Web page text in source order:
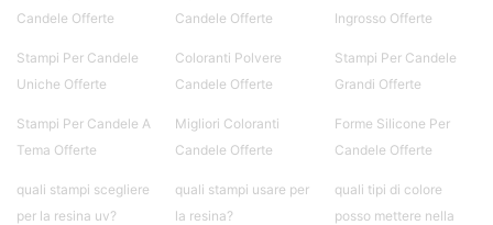
Candele Offerte
Candele Offerte
Ingrosso Offerte
Stampi Per Candele
Uniche Offerte
Coloranti Polvere
Candele Offerte
Stampi Per Candele
Grandi Offerte
Stampi Per Candele A
Tema Offerte
Migliori Coloranti
Candele Offerte
Forme Silicone Per
Candele Offerte
quali stampi scegliere
per la resina uv?
quali stampi usare per
la resina?
quali tipi di colore
posso mettere nella